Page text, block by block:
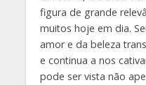
figura de grande
muitos hoje em dia.
amor e da beleza
e continua a nos
pode ser vista não